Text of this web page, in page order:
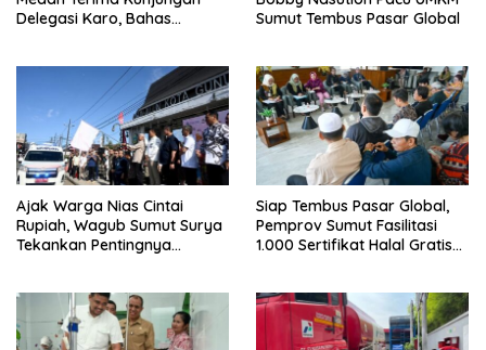
Delegasi Karo, Bahas
Sumut Tembus Pasar Global
Ajak Warga Nias Cintai
Rupiah, Wagub Sumut Surya
Tekankan Pentingnya
Siap Tembus Pasar Global,
Pemprov Sumut Fasilitasi
1.000 Sertifikat Halal Gratis